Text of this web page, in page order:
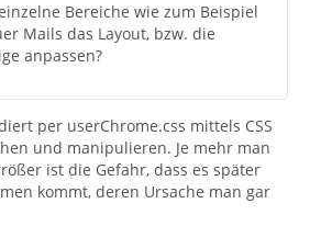
Bereiche wie zum Beispiel
Mails das Layout, bzw. die
anpassen?
per userChrome.css mittels CSS
und manipulieren. Je mehr man
ist die Gefahr, dass es später
kommt, deren Ursache man gar